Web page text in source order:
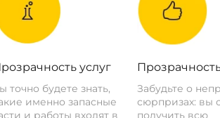
услуг
точно будете знать,
именно запасные
и работы входят в
Забудьте о
сюрпризах: вы
получить всю